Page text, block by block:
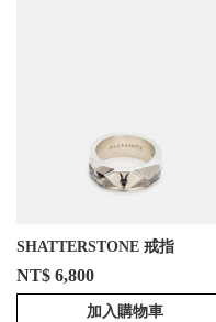
SHATTERSTONE 戒指
NT$ 6,800
加入購物車